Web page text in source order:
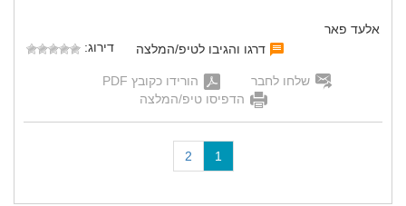
אלעד פאר
דרגו והגיבו לטיפ/המלצה
דירוג:
שלחו לחבר
הורידו כקובץ PDF
הדפיסו טיפ/המלצה
1
c
2